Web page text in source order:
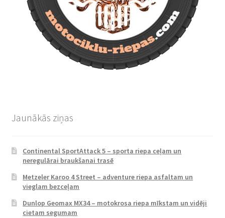
Jaunākās ziņas
Continental SportAttack 5 – sporta riepa ceļam un
neregulārai braukšanai trasē
Metzeler Karoo 4 Street – adventure riepa asfaltam un
vieglam bezceļam
Dunlop Geomax MX34 – motokrosa riepa mīkstam un vidēji
cietam segumam